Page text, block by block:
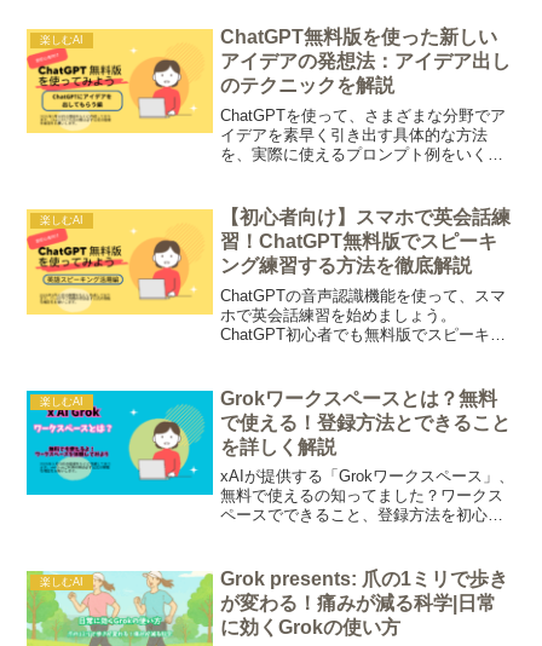
楽しむAI
ChatGPT無料版を使った新しい
アイデアの発想法：アイデア出し
のテクニックを解説
ChatGPTを使って、さまざまな分野でア
イデアを素早く引き出す具体的な方法
を、実際に使えるプロンプト例をいくつ
楽しむAI
【初心者向け】スマホで英会話練
習！ChatGPT無料版でスピーキ
ング練習する方法を徹底解説
ChatGPTの音声認識機能を使って、スマ
ホで英会話練習を始めましょう。
ChatGPT初心者でも無料版でスピーキン
楽しむAI
Grokワークスペースとは？無料
で使える！登録方法とできること
を詳しく解説
xAIが提供する「Grokワークスペース」、
無料で使えるの知ってました？ワークス
ペースでできること、登録方法を初心者
楽しむAI
Grok presents: 爪の1ミリで歩き
が変わる！痛みが減る科学|日常
に効くGrokの使い方